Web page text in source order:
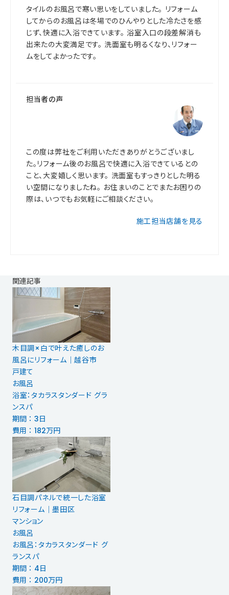
タイルのお風呂で寒い思いをしていました。 リフォーム
してからのお風呂は冬場でのひんやりとした冷たさを感
じず、快適に入浴できています。 浴室入口の段差解消も
出来たの大変満足です。 洗面室も明るくなり、リフォー
ムをしてよかったです。
担当者の声
この度は弊社をご利用いただきありがとうございまし
た。リフォーム後のお風呂で快適に入浴できているとの
こと、大変嬉しく思います。 洗面室もすっきりとした明る
い空間になりましたね。 お住まいのことでまたお困りの
際は、いつでもお気軽にご相談ください。
施工担当店舗を見る
関連記事
木目調×白で叶えた癒しのお
風呂にリフォーム｜越谷市
戸建て
お風呂
浴室：タカラスタンダード グラ
ンスパ
期間 ： 3日
費用 ： 182万円
石目調パネルで統一した浴室
リフォーム｜墨田区
マンション
お風呂
お風呂：タカラスタンダード グ
ランスパ
期間 ： 4日
費用 ： 200万円